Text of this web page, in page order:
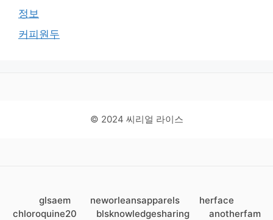
정보
커피원두
© 2024 씨리얼 라이스
glsaem neworleansapparels
herface
chloroquine20
blsknowledgesharing anotherfam